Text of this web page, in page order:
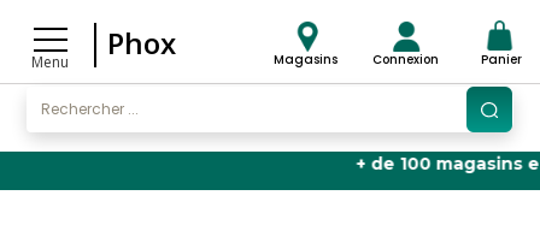
Menu
Phox Magasins Connexion Panier
+ de 100 magasins en